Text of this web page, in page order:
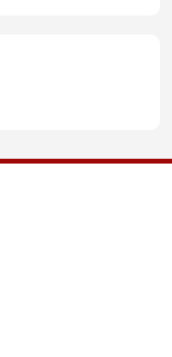
hạt bụi
thụ khí độc
khí 360°
gian rộng